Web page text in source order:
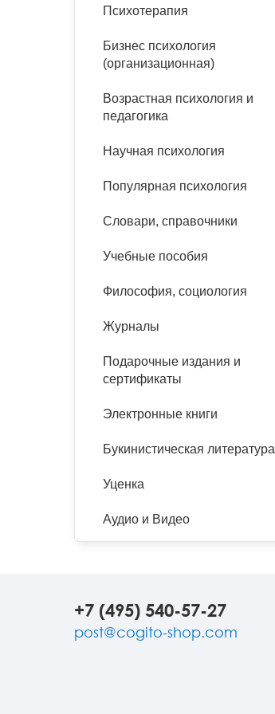
панические атаки
Психодрама
Сказкотерапия
психотерапии
Классический, эриксоновский
эргономика
Социальная психология
Психология развития
организационная психология
психоанализ
Психотерапия
Бизнес психология
(организационная)
Возрастная психология и
педагогика
Научная психология
Популярная психология
Словари, справочники
Учебные пособия
Философия, социология
Журналы
Подарочные издания и
сертификаты
Электронные книги
Букинистическая литература
Уценка
Аудио и Видео
+7 (495) 540-57-27
post@cogito-shop.com